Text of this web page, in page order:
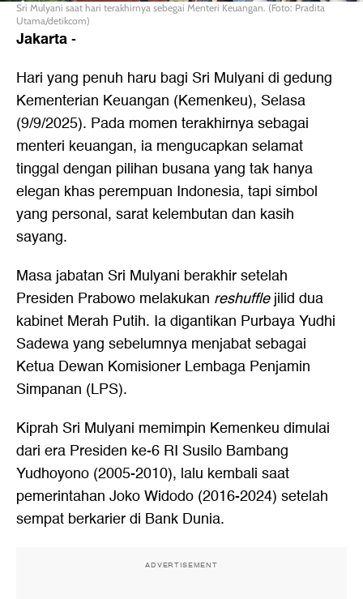
Sri Mulyani saat hari terakhirnya sebegai Menteri Keuangan. (Foto: Pradita
Utama/detikcom)
Jakarta-
Hari yang penuh haru bagi Sri Mulyani di gedung
Kementerian Keuangan (Kemenkeu), Selasa
(9/9/2025). Pada momen terakhirnya sebagai
menteri keuangan, ia mengucapkan selamat
tinggal dengan pilihan busana yang tak hanya
elegan khas perempuan Indonesia, tapi simbol
yang personal, sarat kelembutan dan kasih
sayang.
Masa jabatan Sri Mulyani berakhir setelah
Presiden Prabowo melakukan reshufflejilid dua
kabinet Merah Putih. Ia digantikan Purbaya Yudhi
Sadewa yang sebelumnya menjabat sebagai
Ketua Dewan Komisioner Lembaga Penjamin
Simpanan (LPS).
Kiprah Sri Mulyani memimpin Kemenkeu dimulai
dari era Presiden ke-6 RI Susilo Bambang
Yudhoyono (2005-2010), lalu kembali saat
pemerintahan Joko Widodo (2016-2024) setelah
sempat berkarier di Bank Dunia.
ADVERTISEMENT